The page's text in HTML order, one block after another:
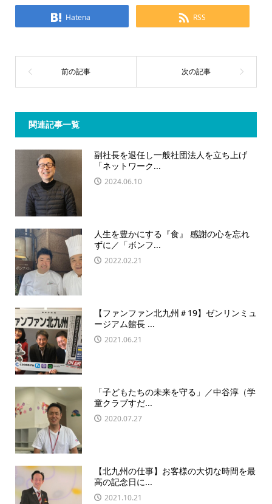
Hatena RSS
関連記事一覧
副社長を退任し一般社団法人を立ち上げ
「ネットワーク...
2024.06.10
人生を豊かにする『食』 感謝の心を忘れ
ずに／「ボンフ...
2022.02.21
【ファンファン北九州＃19】ゼンリンミュ
ージアム館長 ...
2021.06.21
「子どもたちの未来を守る」／中谷淳（学
童クラブすだ...
2020.07.27
【北九州の仕事】お客様の大切な時間を最
高の記念日に...
2021.10.21